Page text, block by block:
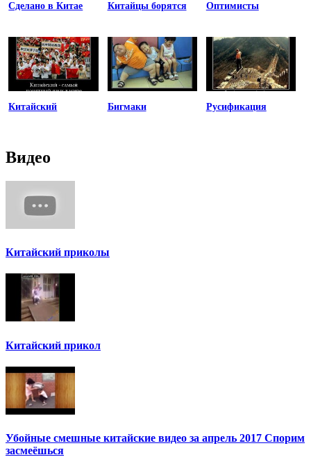
Сделано в Китае Китайцы борятся Оптимисты
Китайский Бигмаки Русификация
Видео
Китайский приколы
Китайский прикол
Убойные смешные китайские видео за апрель 2017 Спорим
засмеёшься